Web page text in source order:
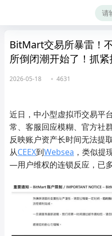
BitMart交易所暴雷！
所倒闭潮开始了！抓
2026-05-18 4631
近日，中小型虚拟币交易平
常、客服回应模糊、官方社
反映账户资产长时间无法
从CEEX到Websea ，类似
—用户维权的连锁反应，已